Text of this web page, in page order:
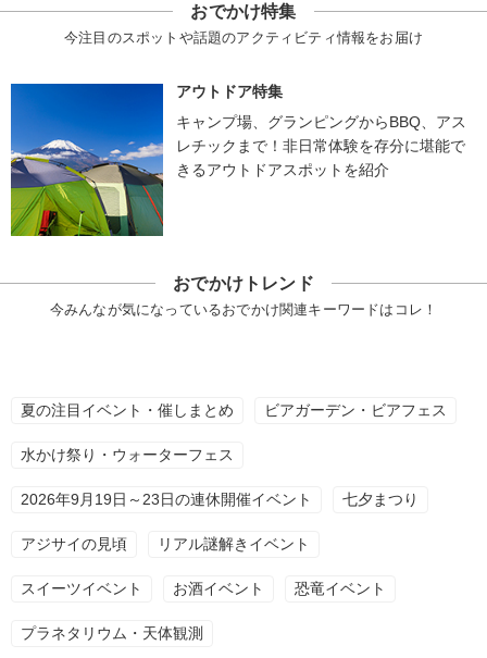
おでかけ特集
今注目のスポットや話題のアクティビティ情報をお届け
アウトドア特集
キャンプ場、グランピングからBBQ、アス
レチックまで！非日常体験を存分に堪能で
きるアウトドアスポットを紹介
おでかけトレンド
今みんなが気になっているおでかけ関連キーワードはコレ！
夏の注目イベント・催しまとめ ビアガーデン・ビアフェス
水かけ祭り・ウォーターフェス
2026年9月19日～23日の連休開催イベント 七夕まつり
アジサイの見頃 リアル謎解きイベント
スイーツイベント お酒イベント 恐竜イベント
プラネタリウム・天体観測